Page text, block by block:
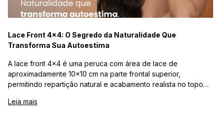
sente todos os dias. Cuidar do cabelo é cuidar da própria
autoestima.
Lace Front 4x4: O Segredo da Naturalidade Que
Transforma Sua Autoestima
A lace front 4x4 é uma peruca com área de lace de
aproximadamente 10x10 cm na parte frontal superior,
permitindo repartição natural e acabamento realista no topo
leveza e naturalidade sem precisar de uma lace maior.
Leia mais